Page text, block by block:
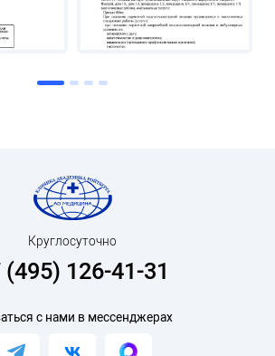
Круглосуточно
(495) 126-41-31
с нами в мессенджерах